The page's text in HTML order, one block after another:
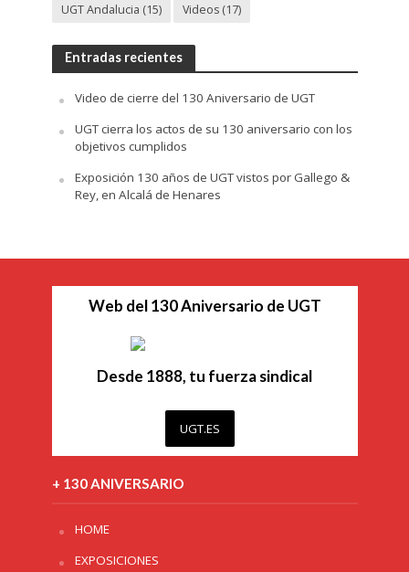
UGT Andalucia (15) Videos(17)
Entradas recientes
Video de cierre del 130 Aniversario de UGT
UGT cierra los actos de su 130 aniversario con los
objetivos cumplidos
Exposición 130 años de UGT vistos por Gallego &
Rey, en Alcalá de Henares
Web del 130 Aniversario de UGT
Desde 1888, tu fuerza sindical
UGT.ES
+ 130 ANIVERSARIO
HOME
EXPOSICIONES